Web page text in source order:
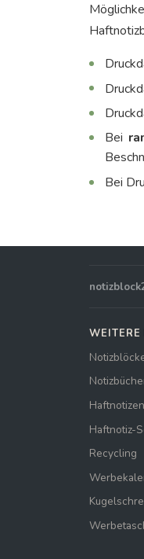
Bei
Bei
WEITERE
Haftnotizen
Haftnotiz-
Recycling